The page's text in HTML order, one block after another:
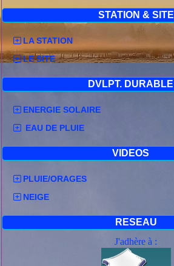
STATION & SITE
LA STATION
LE SITE
DVLPT. DURABLE
ENERGIE SOLAIRE
EAU DE PLUIE
VIDEOS
PLUIE/ORAGES
NEIGE
RESEAU
J'adhère à :